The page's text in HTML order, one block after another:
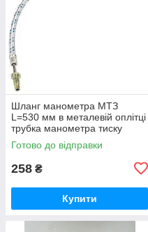
Шланг манометра МТЗ
L=530 мм в металевій оплітці
трубка манометра тиску
масла (вир-во Україна) 70-
3801180
Готово до відправки
258 ₴
Купити